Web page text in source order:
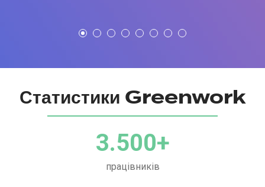
Статистики Greenwork
працівників
3.500+